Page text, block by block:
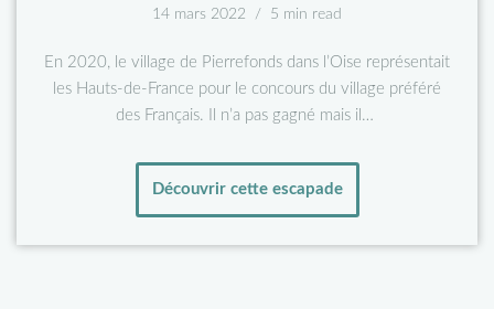
14 mars 2022 5 min read
En 2020, le village de Pierrefonds dans l’Oise représentait
les Hauts-de-France pour le concours du village préféré
des Français. Il n’a pas gagné mais il…
Découvrir cette escapade